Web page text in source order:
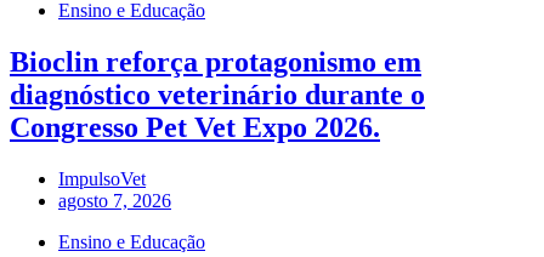
Ensino e Educação
Bioclin reforça protagonismo em
diagnóstico veterinário durante o
Congresso Pet Vet Expo 2026.
ImpulsoVet
agosto 7, 2026
Ensino e Educação